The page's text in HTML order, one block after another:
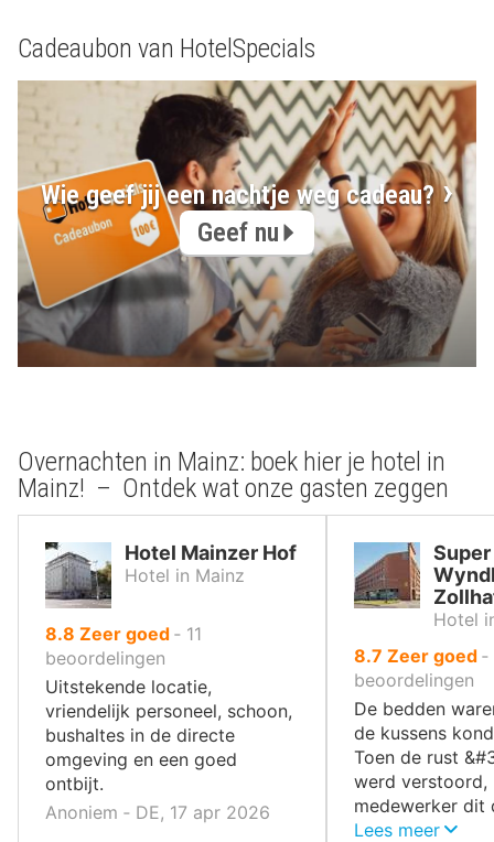
Cadeaubon van HotelSpecials
Wie geef jij een nachtje weg cadeau?
Geef nu
Overnachten in Mainz: boek hier je hotel in
Mainz! – Ontdek wat onze gasten zeggen
Hotel Mainzer Hof
Hotel in Mainz
8.8 uit
10
,
Zeer goed ‐ 11
beoordelingen
Uitstekende locatie,
vriendelijk personeel, schoon,
bushaltes in de directe
omgeving en een goed
ontbijt.
Anoniem ‐ DE, 17 apr 2026
Hotel
8.7 uit
10
,
Zeer goed ‐
beoordelingen
De bedden
de kussens
Toen de rust
werd verstoord,
medewerker dit
vakkundig
Lees meer